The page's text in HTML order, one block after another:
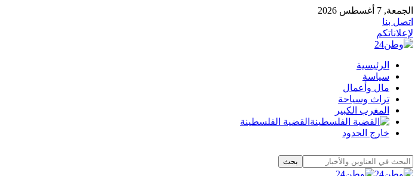
الجمعة, 7 أغسطس 2026
اتصل بنا
لإعلاناتكم
الرئيسية
سياسة
مال وأعمال
تراث وسياحة
المغرب الكبير
القضية الفلسطينة
خارج الحدود